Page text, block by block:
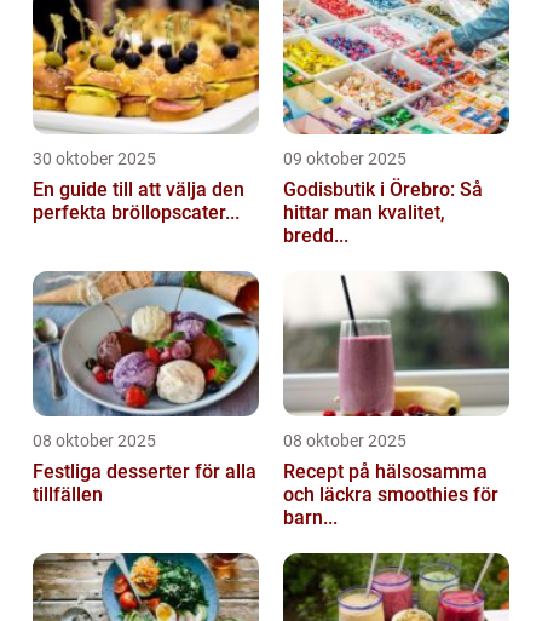
30 oktober 2025
En guide till att välja den
perfekta bröllopscater...
09 oktober 2025
Godisbutik i Örebro: Så
hittar man kvalitet,
bredd...
08 oktober 2025
Festliga desserter för alla
tillfällen
08 oktober 2025
Recept på hälsosamma
och läckra smoothies för
barn...